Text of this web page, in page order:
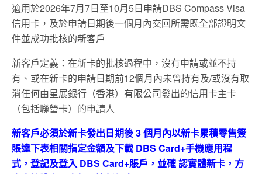
適用於2026年7月7日至10月5日申請DBS Compass Visa
信用卡，及於申請日期後一個月內交回所需既全部證明文
件並成功批核的新客戶
新客戶定義：在新卡的批核過程中，沒有申請或並不持
有、或在新卡的申請日期前12個月內未曾持有及/或沒有取
消任何由星展銀行（香港）有限公司發出的信用卡主卡
（包括聯營卡）的申請人
新客戶必須於新卡發出日期後 3 個月內以新卡累積零售簽
賬達下表相關指定金額及下載 DBS Card+手機應用程
式，登記及登入 DBS Card+賬戶，並確 認實體新卡，方